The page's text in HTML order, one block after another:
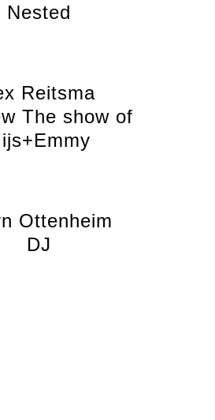
Nested
Reitsma
The show of
Ottenheim
DJ